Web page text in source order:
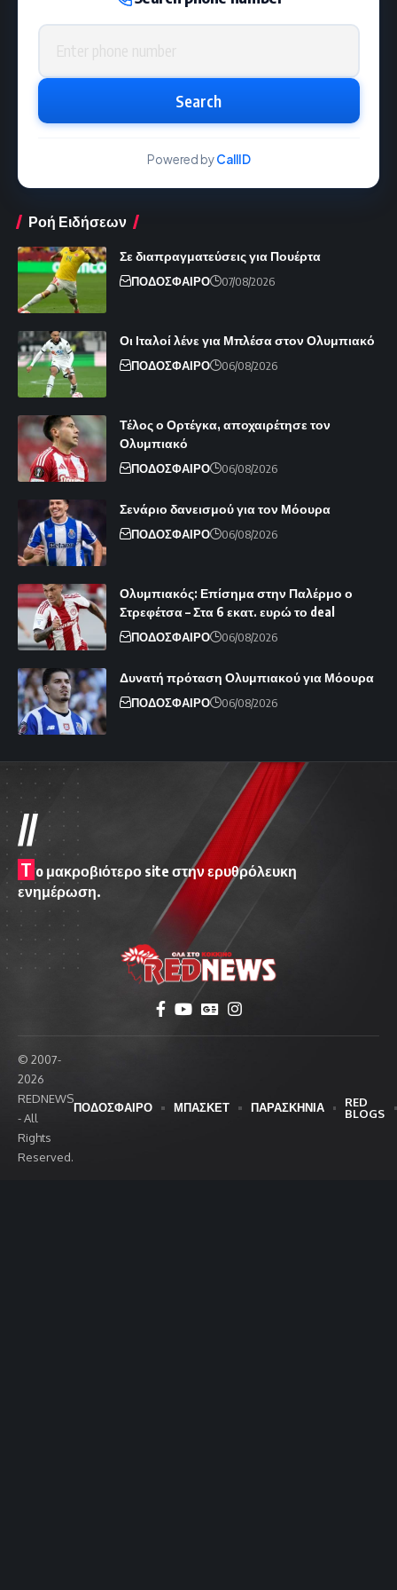
Phone number
Search
Powered byCallID
Ροή Ειδήσεων
Σε διαπραγματεύσεις για Πουέρτα
ΠΟΔΟΣΦΑΙΡΟ 07/08/2026
Οι Ιταλοί λένε για Μπλέσα στον Ολυμπιακό
ΠΟΔΟΣΦΑΙΡΟ 06/08/2026
Τέλος ο Ορτέγκα, αποχαιρέτησε τον
Ολυμπιακό
ΠΟΔΟΣΦΑΙΡΟ 06/08/2026
Σενάριο δανεισμού για τον Μόουρα
ΠΟΔΟΣΦΑΙΡΟ 06/08/2026
Ολυμπιακός: Επίσημα στην Παλέρμο ο
Στρεφέτσα – Στα 6 εκατ. ευρώ το deal
ΠΟΔΟΣΦΑΙΡΟ 06/08/2026
Δυνατή πρόταση Ολυμπιακού για Μόουρα
ΠΟΔΟΣΦΑΙΡΟ 06/08/2026
//
T o μακροβιότερο site στην ερυθρόλευκη
ενημέρωση.
© 2007-
2026
REDNEWS
- All
Rights
Reserved.
ΠΟΔΟΣΦΑΙΡΟ ΜΠΑΣΚΕΤ ΠΑΡΑΣΚΗΝΙΑ
RED
BLOGS